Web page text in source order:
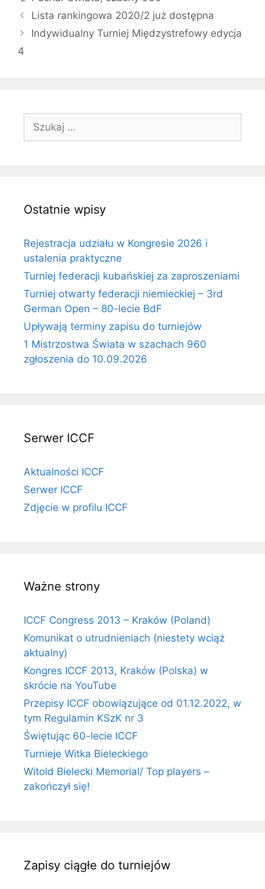
Lista rankingowa 2020/2 już dostępna
Indywidualny Turniej Międzystrefowy edycja
4
Ostatnie wpisy
Rejestracja udziału w Kongresie 2026 i
ustalenia praktyczne
Turniej federacji kubańskiej za zaproszeniami
Turniej otwarty federacji niemieckiej – 3rd
German Open – 80-lecie BdF
Upływają terminy zapisu do turniejów
1 Mistrzostwa Świata w szachach 960
zgłoszenia do 10.09.2026
Serwer ICCF
Aktualności ICCF
Serwer ICCF
Zdjęcie w profilu ICCF
Ważne strony
ICCF Congress 2013 – Kraków (Poland)
Komunikat o utrudnieniach (niestety wciąż
aktualny)
Kongres ICCF 2013, Kraków (Polska) w
skrócie na YouTube
Przepisy ICCF obowiązujące od 01.12.2022, w
tym Regulamin KSzK nr 3
Świętując 60-lecie ICCF
Turnieje Witka Bieleckiego
Witold Bielecki Memorial/ Top players –
zakończył się!
Zapisy ciągłe do turniejów